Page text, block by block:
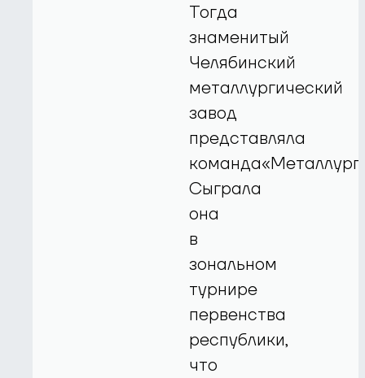
Тогда
знаменитый
Челябинский
металлургический
завод
представляла
Сыграла
она
в
зональном
турнире
первенства
республики,
что